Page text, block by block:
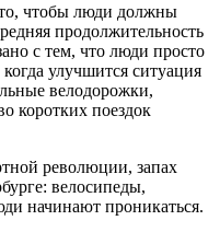
чтобы люди должны
продолжительность
с тем, что люди просто
улучшится ситуация
велодорожки,
коротких поездок
революции, запах
велосипеды,
начинают проникаться.